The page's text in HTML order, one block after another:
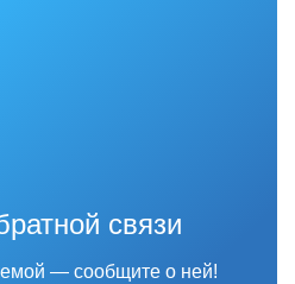
связи
— сообщите о ней!